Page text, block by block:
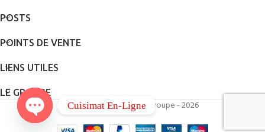
POSTS
POINTS DE VENTE
LIENS UTILES
LE GROUPE
ByQodWeb- Cuisimat Groupe - 2026
Cuisimat En-Ligne
Open